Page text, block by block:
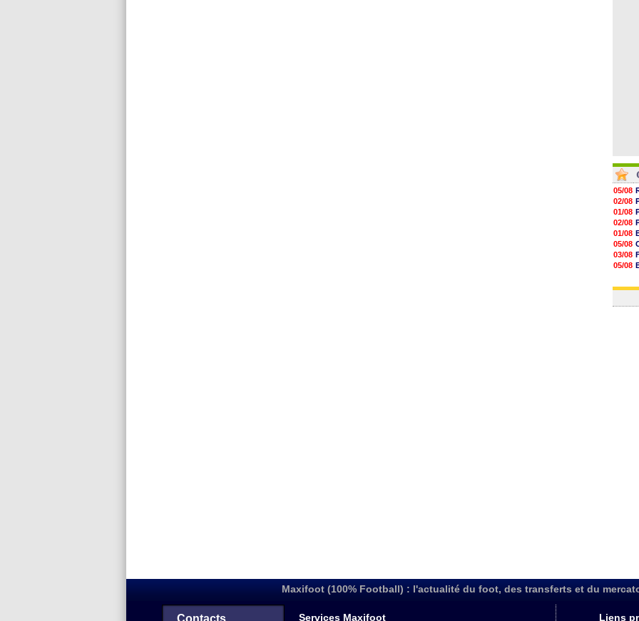
05/08
02/08
01/08
02/08
01/08
05/08
03/08
05/08
03/08
Maxifoot (100% Football) : l'actualité du foot, des transferts et du
Contacts Services Maxifoot Liens